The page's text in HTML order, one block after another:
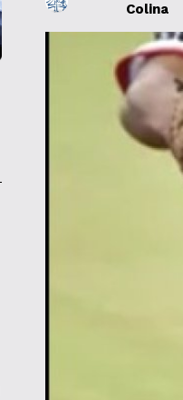
Colina